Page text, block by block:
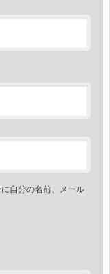
自分の名前、メール